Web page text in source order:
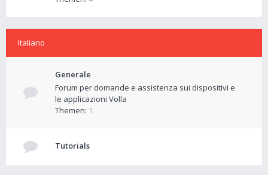
Italiano
Generale
Forum per domande e assistenza sui dispositivi e
le applicazioni Volla
Themen: 1
Tutorials